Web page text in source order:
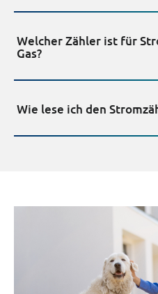
Welcher Zähler ist für
Gas?
Wie lese ich den